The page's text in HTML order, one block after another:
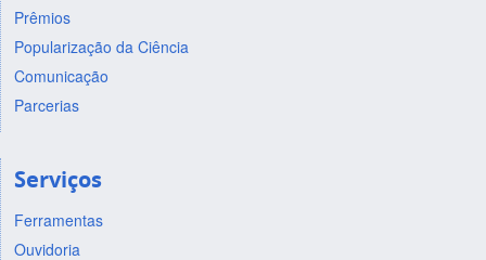
Prêmios
Popularização da Ciência
Comunicação
Parcerias
Serviços
Ferramentas
Ouvidoria